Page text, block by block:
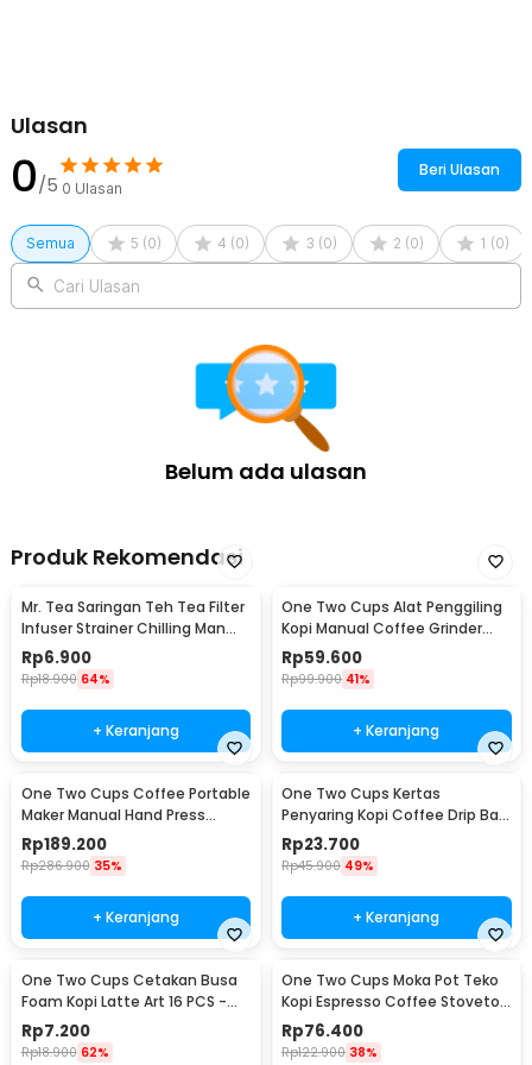
Ulasan
0/5 0 Ulasan
Beri Ulasan
Semua 5 (0) 4 (0) 3 (0) 2 (0) 1 (0)
Cari Ulasan
Belum ada ulasan
Produk Rekomendasi
Mr. Tea Saringan Teh Tea Filter
Infuser Strainer Chilling Man
Silicon - MR03
Rp6.900
Rp18.900 64%
+ Keranjang
One Two Cups Alat Penggiling
Kopi Manual Coffee Grinder
Portable - WFCG9800
Rp59.600
Rp99.900 41%
+ Keranjang
One Two Cups Coffee Portable
Maker Manual Hand Press
Espresso 300ml - T35066
Rp189.200
Rp286.900 35%
+ Keranjang
One Two Cups Kertas
Penyaring Kopi Coffee Drip Bag
Paper Filter 50PCS - T111
Rp23.700
Rp45.900 49%
+ Keranjang
One Two Cups Cetakan Busa
Foam Kopi Latte Art 16 PCS -
JJYE01
Rp7.200
Rp18.900 62%
One Two Cups Moka Pot Teko
Kopi Espresso Coffee Stovetop
6 Cup 300ml - Z20
Rp76.400
Rp122.900 38%